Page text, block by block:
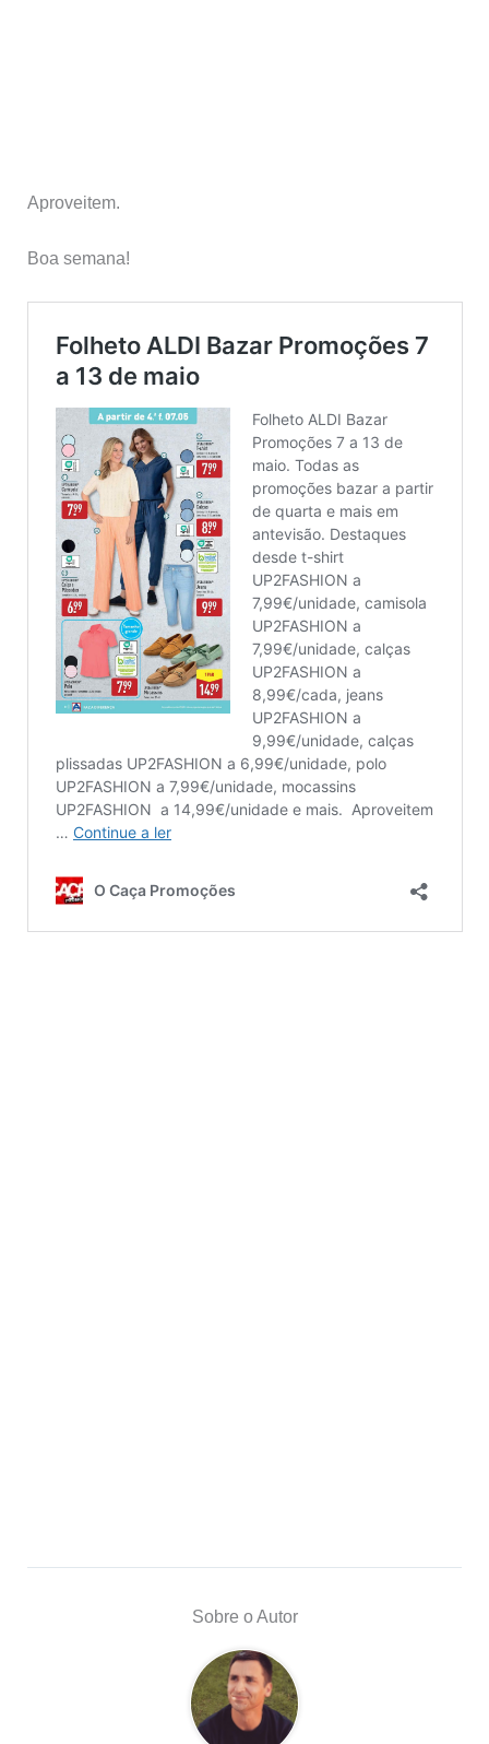
Aproveitem.
Boa semana!
Sobre o Autor